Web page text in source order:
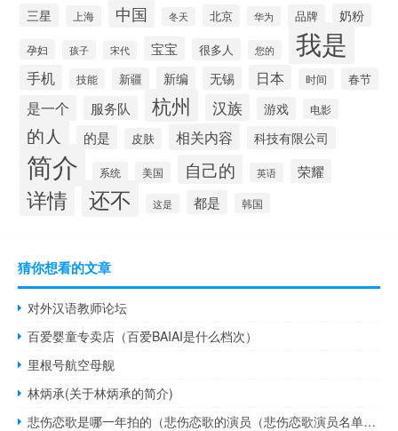
三星 上海 中国 冬天 北京 华为 品牌 奶粉
孕妇 孩子 宋代 宝宝 很多人 您的 我是
手机 技能 新疆 新编 无锡 日本 时间 春节
是一个 服务队 杭州 汉族 游戏 电影
的人 的是 皮肤 相关内容 科技有限公司
简介 系统 美国 自己的 英语 荣耀
详情 还不 这是 都是 韩国
猜你想看的文章
对外汉语教师论坛
百爱婴童专卖店（百爱BAIAI是什么档次）
里根号航空母舰
林炳承(关于林炳承的简介)
悲伤恋歌是哪一年拍的（悲伤恋歌的演员（悲伤恋歌演员名单））